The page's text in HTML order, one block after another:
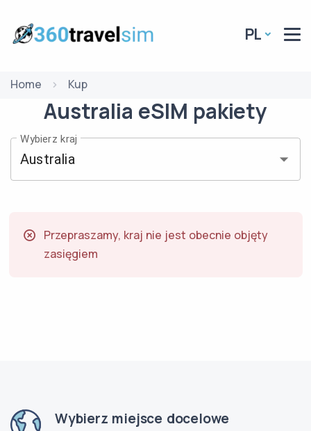
PL
Home Kup
Australia eSIM pakiety
Wybierz kraj
Przepraszamy, kraj nie jest obecnie objęty
zasięgiem
Wybierz miejsce docelowe